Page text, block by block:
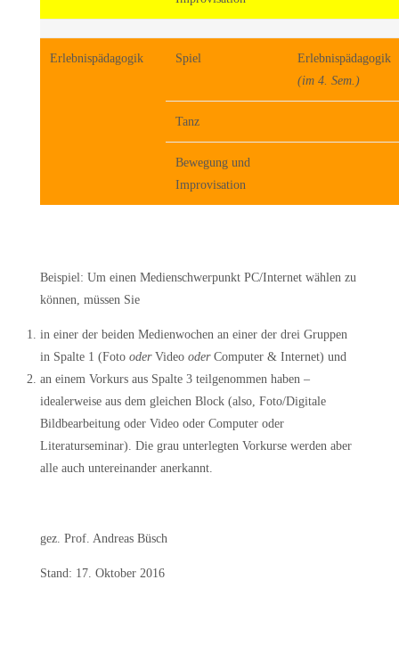
Erlebnispädagogik Spiel
Erlebnispädagogik
(im 4. Sem.)
Tanz
Bewegung und
Improvisation
Beispiel: Um einen Medienschwerpunkt PC/Internet wählen zu
können, müssen Sie
in einerder beiden Medienwochen an einer der drei Gruppen
in Spalte 1 (Foto oderVideo oderComputer & Internet) und
an einem Vorkurs aus Spalte 3 teilgenommen haben –
idealerweise aus dem gleichen Block (also, Foto/Digitale
Bildbearbeitung oder Video oder Computer oder
Literaturseminar). Die grau unterlegten Vorkurse werden aber
alle auch untereinander anerkannt.
gez. Prof. Andreas Büsch
Stand: 17. Oktober 2016